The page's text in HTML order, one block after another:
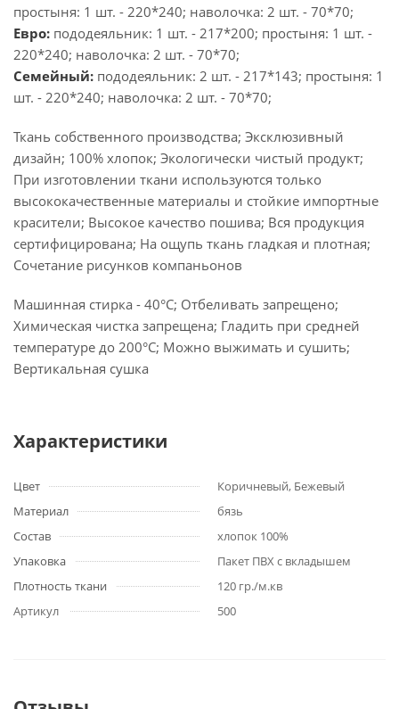
простыня: 1 шт. - 220*240; наволочка: 2 шт. - 70*70;
Евро: пододеяльник: 1 шт. - 217*200; простыня: 1 шт. -
220*240; наволочка: 2 шт. - 70*70;
Семейный: пододеяльник: 2 шт. - 217*143; простыня: 1
шт. - 220*240; наволочка: 2 шт. - 70*70;
Ткань собственного производства; Эксклюзивный
дизайн; 100% хлопок; Экологически чистый продукт;
При изготовлении ткани используются только
высококачественные материалы и стойкие импортные
красители; Высокое качество пошива; Вся продукция
сертифицирована; На ощупь ткань гладкая и плотная;
Сочетание рисунков компаньонов
Машинная стирка - 40°C; Отбеливать запрещено;
Химическая чистка запрещена; Гладить при средней
температуре до 200°С; Можно выжимать и сушить;
Вертикальная сушка
Характеристики
Цвет
Коричневый, Бежевый
Материал
бязь
Состав
хлопок 100%
Упаковка
Пакет ПВХ с вкладышем
Плотность ткани
120 гр./м.кв
Артикул
500